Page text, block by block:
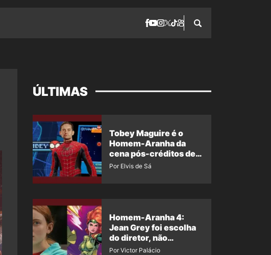
ÚLTIMAS
Tobey Maguire é o
Homem-Aranha da
cena pós-créditos de
Um Novo Dia?
Por Elvis de Sá
Homem-Aranha 4:
Jean Grey foi escolha
do diretor, não
imposição da Marvel
Por Victor Palácio